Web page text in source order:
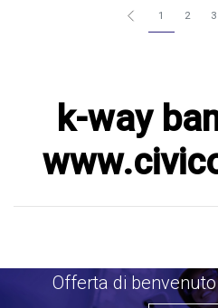
1 2 3
k-way
Offerta di